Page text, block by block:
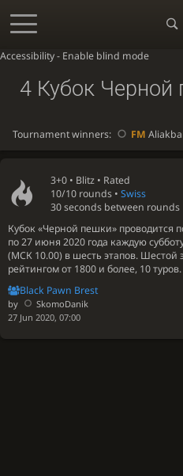
Accessibility - Enable blind mode
3+0 • Blitz • Rated
10/10 rounds •Swiss
30 seconds between rounds
Кубок «Черной пешки» проводится
по 27 июня 2020 года каждую
(МСК 10.00) в шесть этапов. Шестой
рейтингом от 1800 и более, 10 туров.
Black Pawn Brest
by
SkomoDanik
27 Jun 2020, 07:00
4 Кубок Черной
Tournament winners: FM